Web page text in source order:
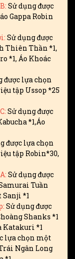
Sử dụng được
Gappa Robin
Sử dụng được
Thiên Thần *1,
*1, Áo Khoác
được lựa chọn
tập Ussop *25
Sử dụng được
*1,Áo
được lựa chọn
tập Robin*30,
Sử dụng được
Tuần
Sanji *1
Sử dụng được
Shanks *1
Katakuri *1
lựa chọn một
Ngân Long